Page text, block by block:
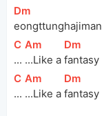
[Dm
[
C ]
...
[
Am
...Like a
[Dm
fantasy
[
C ]
...
[
Am
...Like a
[Dm
fantasy